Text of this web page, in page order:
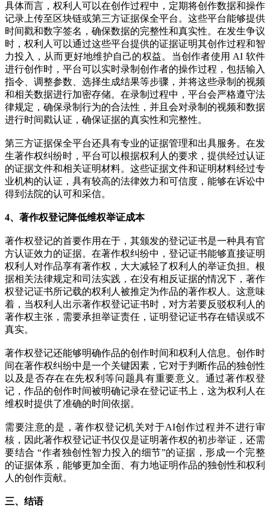
具体而言，权利人可以在创作过程中，定期将创作数据和操作
记录上传至区块链或第三方证据保全平台。这些平台能够提供
时间戳和数字签名，确保数据的完整性和真实性。在发生争议
时，权利人可以通过这些平台提供的证据证明其创作过程和智
力投入，从而更好地维护自己的权益。当创作者使用 AI 软件
进行创作时，平台可以实时录制创作者的操作过程，包括输入
指令、调整参数、选择生成结果等步骤，并将这些录制的视频
和相关数据进行加密存储。在录制过程中，平台会严格遵守法
律规定，确保录制行为的合法性，并且会对录制的视频和数据
进行时间戳认证，确保证据的真实性和完整性。
第三方证据保全平台还具有专业的证据管理和出具服务。在发
生著作权纠纷时，平台可以根据权利人的要求，提供经过认证
的证据文件和相关证明材料。这些证据文件和证明材料经过专
业机构的认证，具有较高的法律效力和可信度，能够在诉讼中
得到法院的认可和采信。
4、著作权登记降低维权举证成本
著作权登记的首要作用在于，其颁发的登记证书是一种具有官
方认证效力的证据。在著作权纠纷中，登记证书能够直接证明
权利人对作品享有著作权，大大减轻了权利人的举证负担。根
据相关法律规定和司法实践，在没有相反证据的情况下，著作
权登记证书所记载的权利人被推定为作品的著作权人。这意味
着，当权利人出示著作权登记证书时，对方若要反驳权利人的
著作权主张，需要承担举证责任，证明登记证书存在错误或不
真实。
著作权登记还能够明确作品的创作时间和权利人信息。创作时
间在著作权纠纷中是一个关键因素，它对于判断作品的独创性
以及是否存在在先权利等问题具有重要意义。通过著作权登
记，作品的创作时间被明确记录在登记证书上，这为权利人在
维权时提供了准确的时间依据。
需要注意的是，著作权登记机关对于AI创作过程并不进行审
核，因此著作权登记证书仅仅是证明著作权的初步举证，还需
要结合 “作者独创性智力投入的细节”的证据，形成一个完整
的证据体系，能够更加全面、有力地证明作品的独创性和权利
人的创作贡献。
三、结语